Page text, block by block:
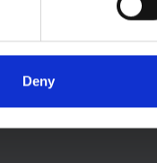
Deny